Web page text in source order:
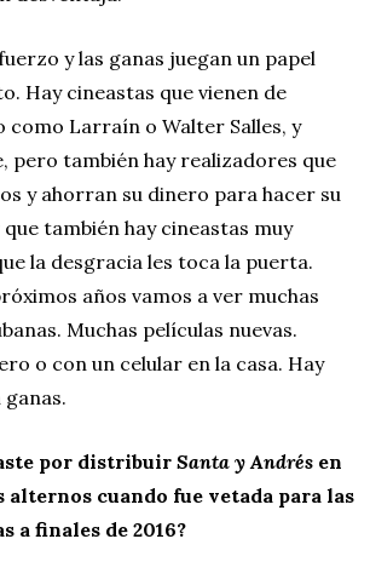
y las ganas juegan un papel
Hay cineastas que vienen de
como Larraín o Walter Salles, y
pero también hay realizadores que
y ahorran su dinero para hacer su
también hay cineastas muy
la desgracia les toca la puerta.
años vamos a ver muchas
Muchas películas nuevas.
o con un celular en la casa. Hay
por distribuir Santa y Andrés en
alternos cuando fue vetada para las
a finales de 2016?